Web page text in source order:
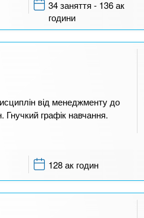
34 заняття - 136 ак
години
від менеджменту до
Гнучкий графік навчання.
128 ак годин